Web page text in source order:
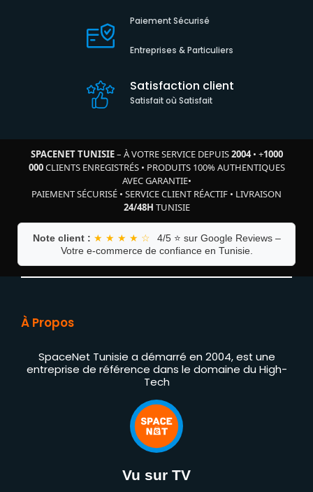
Paiement Sécurisé
Entreprises & Particuliers
Satisfaction client
Satisfait où Satisfait
SPACENET TUNISIE– À VOTRE SERVICE DEPUIS2004• +1000
000CLIENTS ENREGISTRÉS• PRODUITS 100% AUTHENTIQUES
AVEC GARANTIE•
PAIEMENT SÉCURISÉ • SERVICE CLIENT RÉACTIF • LIVRAISON
24/48H TUNISIE
Note client : ★ ★ ★ ★ ☆
4/5 ⭐ sur Google Reviews –
Votre e-commerce de confiance en Tunisie.
À Propos
SpaceNet Tunisie a démarré en 2004, est une
entreprise de référence dans le domaine du High-
Tech
Vu sur TV